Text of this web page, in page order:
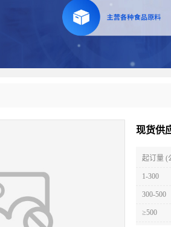
现货供
起订量 (
1-300
300-500
≥500